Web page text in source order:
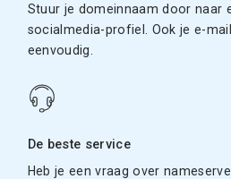
Stuur je domeinnaam door naar
socialmedia-profiel. Ook je e-
eenvoudig.
De beste service
Heb je een vraag over